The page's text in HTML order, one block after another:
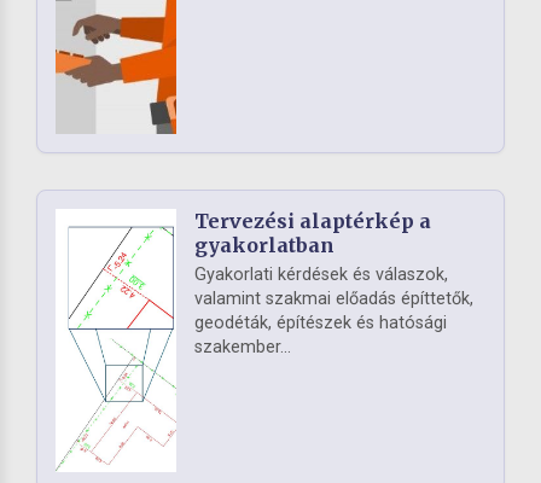
Tervezési alaptérkép a
gyakorlatban
Gyakorlati kérdések és válaszok,
valamint szakmai előadás építtetők,
geodéták, építészek és hatósági
szakember...